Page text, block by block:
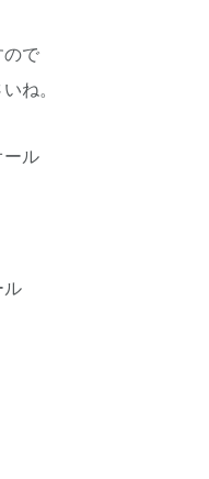
ので
ね。
ール
ル